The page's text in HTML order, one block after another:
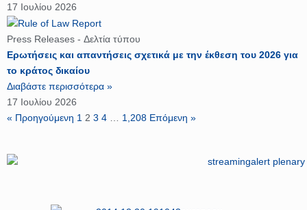
17 Ιουλίου 2026
Press Releases - Δελτία τύπου
Ερωτήσεις και απαντήσεις σχετικά με την έκθεση του 2026 για
το κράτος δικαίου
Διαβάστε περισσότερα »
17 Ιουλίου 2026
« Προηγούμενη 1 2 3 4 1,208 Επόμενη »